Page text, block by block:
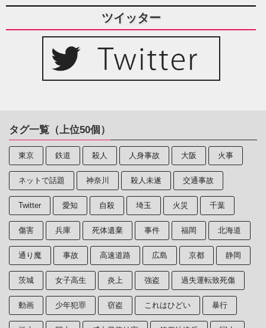
ツイッター
タグ一覧（上位50個）
東京 鉄道 殺人 人身事故 大阪 火事
ネットで話題 神奈川 殺人未遂 交通事故
Twitter 愛知 自殺 埼玉 火災 千葉
傷害 兵庫 死体遺棄 事件 福岡 北海道
通り魔 事故 高速道路 広島 京都 静岡
茨城 女子高生 炎上 強盗 過失運転致死傷
動画 少年犯罪 窃盗 これはひどい 暴行